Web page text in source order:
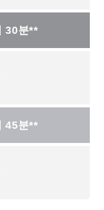
30분**
45분**